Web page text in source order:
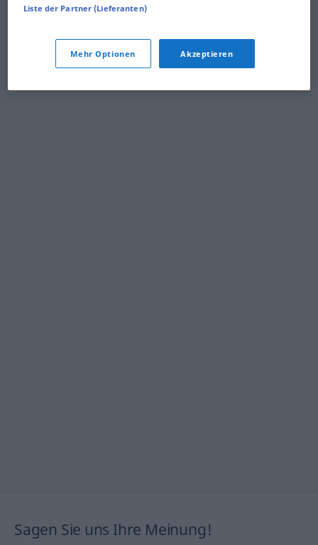
Sagen Sie uns Ihre Meinung!
Liste der Partner (Lieferanten)
Mehr Optionen Akzeptieren